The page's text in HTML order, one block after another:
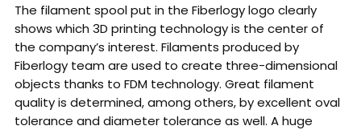
The filament spool put in the Fiberlogy logo clearly
shows which 3D printing technology is the center of
the company’s interest. Filaments produced by
Fiberlogy team are used to create three-dimensional
objects thanks to FDM technology. Great filament
quality is determined, among others, by excellent oval
tolerance and diameter tolerance as well. A huge